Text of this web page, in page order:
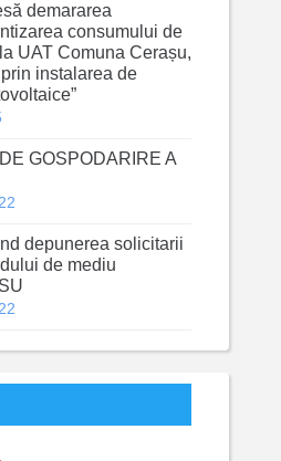
demararea
consumului de
UAT Comuna Cerașu,
instalarea de
GOSPODARIRE A
depunerea solicitarii
de mediu